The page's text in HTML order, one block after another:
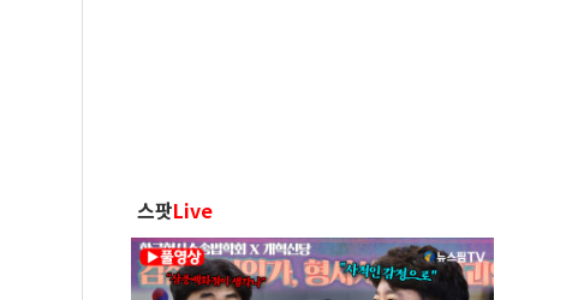
스팟Live